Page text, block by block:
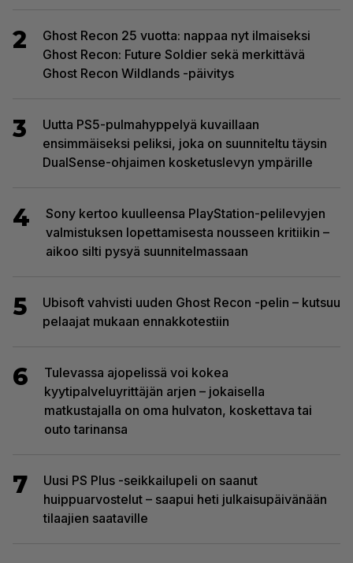
2
Ghost Recon 25 vuotta: nappaa nyt ilmaiseksi
Ghost Recon: Future Soldier sekä merkittävä
Ghost Recon Wildlands -päivitys
3
Uutta PS5-pulmahyppelyä kuvaillaan
ensimmäiseksi peliksi, joka on suunniteltu täysin
DualSense-ohjaimen kosketuslevyn ympärille
4
Sony kertoo kuulleensa PlayStation-pelilevyjen
valmistuksen lopettamisesta nousseen kritiikin –
aikoo silti pysyä suunnitelmassaan
5
Ubisoft vahvisti uuden Ghost Recon -pelin – kutsuu
pelaajat mukaan ennakkotestiin
6
Tulevassa ajopelissä voi kokea
kyytipalveluyrittäjän arjen – jokaisella
matkustajalla on oma hulvaton, koskettava tai
outo tarinansa
7
Uusi PS Plus -seikkailupeli on saanut
huippuarvostelut – saapui heti julkaisupäivänään
tilaajien saataville